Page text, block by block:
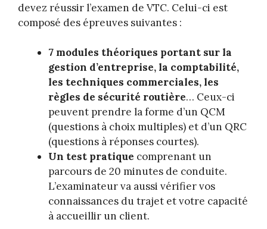
devez réussir l’examen de VTC. Celui-ci est
composé des épreuves suivantes :
7 modules théoriques portant sur la
gestion d’entreprise, la comptabilité,
les techniques commerciales, les
règles de sécurité routière… Ceux-ci
peuvent prendre la forme d’un QCM
(questions à choix multiples) et d’un QRC
(questions à réponses courtes).
Un test pratique comprenant un
parcours de 20 minutes de conduite.
L’examinateur va aussi vérifier vos
connaissances du trajet et votre capacité
à accueillir un client.